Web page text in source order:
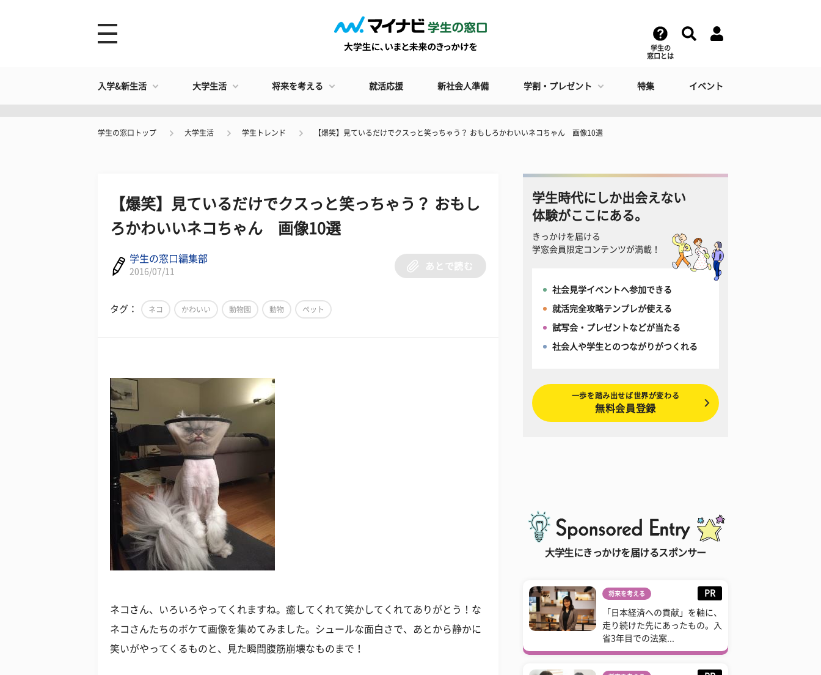
学生の
窓口とは
入学&新生活 大学生活 将来を考える 就活応援 新社会人準備 学割・プレゼント 特集 イベント
学生の窓口トップ 大学生活 学生トレンド 【爆笑】見ているだけでクスっと笑っちゃう？ おもしろかわいいネコちゃん 画像10選
【爆笑】見ているだけでクスっと笑っちゃう？ おもし
ろかわいいネコちゃん 画像10選
学生の窓口編集部
2016/07/11
あとで読む
タグ： ネコ かわいい 動物園 動物 ペット
ネコさん、いろいろやってくれますね。癒してくれて笑かしてくれてありがとう！な
ネコさんたちのボケて画像を集めてみました。シュールな面白さで、あとから静かに
笑いがやってくるものと、見た瞬間腹筋崩壊なものまで！
学生時代にしか出会えない
体験がここにある。
きっかけを届ける
学窓会員限定コンテンツが満載！
社会見学イベントへ参加できる
就活完全攻略テンプレが使える
試写会・プレゼントなどが当たる
社会人や学生とのつながりがつくれる
一歩を踏み出せば世界が変わる
無料会員登録
大学生にきっかけを届けるスポンサー
将来を考える PR
「日本経済への貢献」を軸に、
走り続けた先にあったもの。入
省3年目での法案...